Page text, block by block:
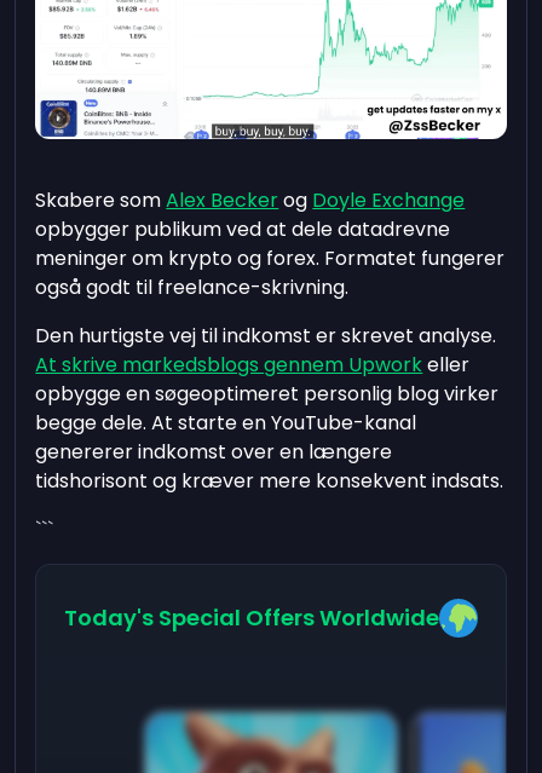
Skabere somAlex Beckerog Doyle Exchange
opbygger publikum ved at dele datadrevne
meninger om krypto og forex. Formatet fungerer
også godt til freelance-skrivning.
Den hurtigste vej til indkomst er skrevet analyse.
At skrive markedsblogs gennem Upworkeller
opbygge en søgeoptimeret personlig blog virker
begge dele. At starte en YouTube-kanal
genererer indkomst over en længere
tidshorisont og kræver mere konsekvent indsats.
```
Today's Special Offers Worldwide